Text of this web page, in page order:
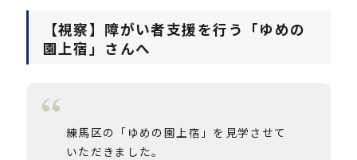
【視察】障がい者支援を行う「ゆめの
園上宿」さんへ
練馬区の「ゆめの園上宿」を見学させて
いただきました。